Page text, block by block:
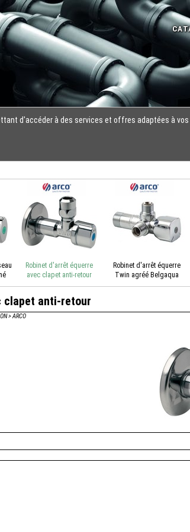
d'accéder à des services et offres adaptées à
Robinet d'arrêt équerre
avec clapet anti-retour
Robinet d'arrêt équerre
Twin agréé Belgaqua